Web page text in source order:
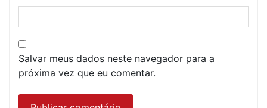
Salvar meus dados neste navegador para a
próxima vez que eu comentar.